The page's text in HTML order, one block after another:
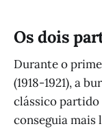
Os dois
Durante o
(1918-1921), a
clássico partido
conseguia mais